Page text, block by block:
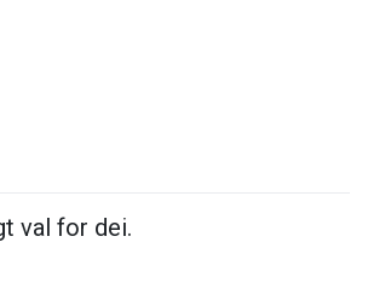
val for dei.